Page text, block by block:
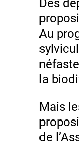
Au
la
Mais
de